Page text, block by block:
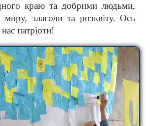
краю та добрими людьми,
миру, злагоди та розквіту. Ось
патріоти!